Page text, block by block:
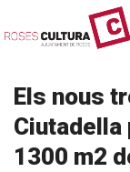
Els nous
1300 m2